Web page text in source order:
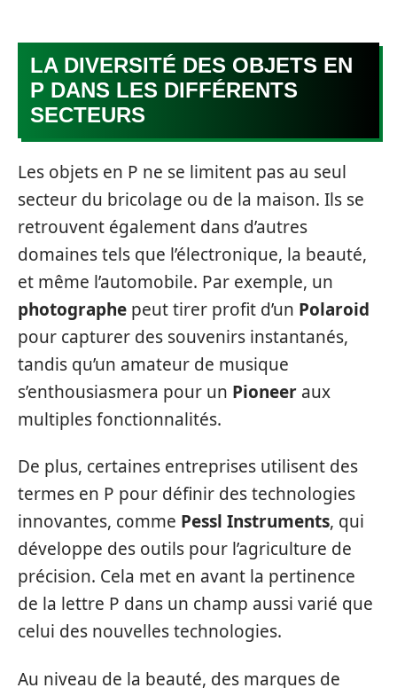
LA DIVERSITÉ DES OBJETS EN
P DANS LES DIFFÉRENTS
SECTEURS
Les objets en P ne se limitent pas au seul
secteur du bricolage ou de la maison. Ils se
retrouvent également dans d’autres
domaines tels que l’électronique, la beauté,
et même l’automobile. Par exemple, un
photographe peut tirer profit d’un Polaroid
pour capturer des souvenirs instantanés,
tandis qu’un amateur de musique
s’enthousiasmera pour un Pioneer aux
multiples fonctionnalités.
De plus, certaines entreprises utilisent des
termes en P pour définir des technologies
innovantes, comme Pessl Instruments, qui
développe des outils pour l’agriculture de
précision. Cela met en avant la pertinence
de la lettre P dans un champ aussi varié que
celui des nouvelles technologies.
Au niveau de la beauté, des marques de